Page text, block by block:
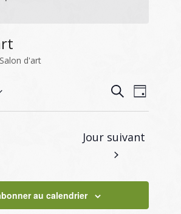
Salon d'art
et
de
vues
Recherche
de
vues
Jour
Jour suivant
au calendrier